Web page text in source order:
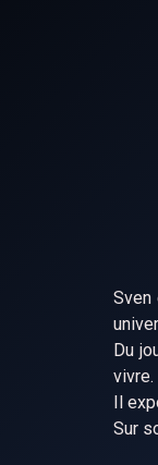
Sven
Du
vivre.
Il
Sur